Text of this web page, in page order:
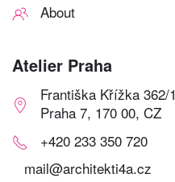
About
Atelier Praha
Františka Křížka 362/1
Praha 7, 170 00, CZ
+420 233 350 720
mail@architekti4a.cz